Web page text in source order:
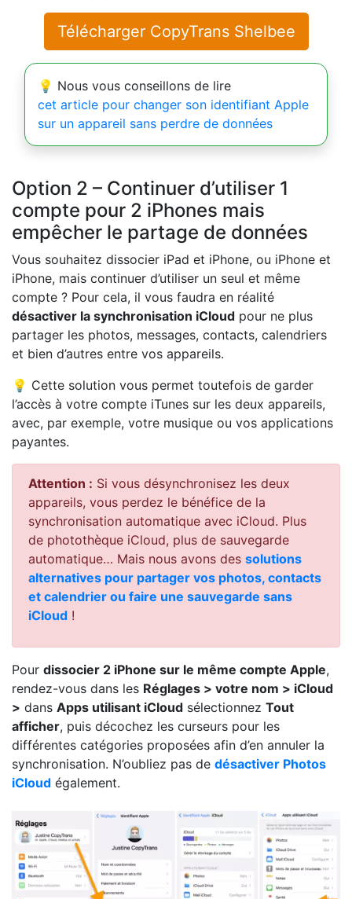
Télécharger CopyTrans Shelbee
💡 Nous vous conseillons de lire
cet article pour changer son identifiant Apple
sur un appareil sans perdre de données
Option 2 – Continuer d’utiliser 1
compte pour 2 iPhones mais
empêcher le partage de données
Vous souhaitez dissocier iPad et iPhone, ou iPhone et
iPhone, mais continuer d’utiliser un seul et même
compte ? Pour cela, il vous faudra en réalité
désactiver la synchronisation iCloud pour ne plus
partager les photos, messages, contacts, calendriers
et bien d’autres entre vos appareils.
💡 Cette solution vous permet toutefois de garder
l’accès à votre compte iTunes sur les deux appareils,
avec, par exemple, votre musique ou vos applications
payantes.
Attention : Si vous désynchronisez les deux
appareils, vous perdez le bénéfice de la
synchronisation automatique avec iCloud. Plus
de photothèque iCloud, plus de sauvegarde
automatique… Mais nous avons des solutions
alternatives pour partager vos photos, contacts
et calendrier ou faire une sauvegarde sans
iCloud !
Pour dissocier 2 iPhone sur le même compte Apple,
rendez-vous dans les Réglages > votre nom > iCloud
> dans Apps utilisant iCloud sélectionnez Tout
afficher, puis décochez les curseurs pour les
différentes catégories proposées afin d’en annuler la
synchronisation. N’oubliez pas de désactiver Photos
iCloud également.